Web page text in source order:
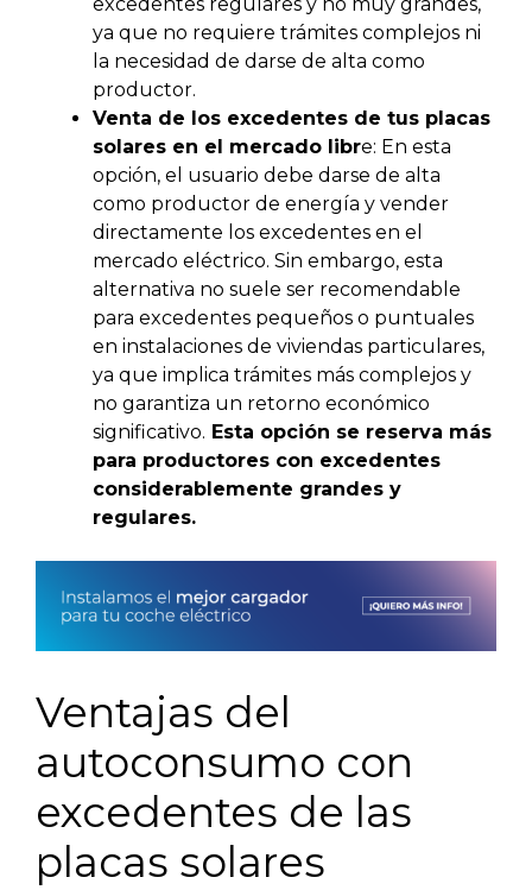
excedentes regulares y no muy grandes,
ya que no requiere trámites complejos ni
la necesidad de darse de alta como
productor.
Venta de los excedentes de tus placas
solares en el mercado libre: En esta
opción, el usuario debe darse de alta
como productor de energía y vender
directamente los excedentes en el
mercado eléctrico. Sin embargo, esta
alternativa no suele ser recomendable
para excedentes pequeños o puntuales
en instalaciones de viviendas particulares,
ya que implica trámites más complejos y
no garantiza un retorno económico
significativo. Esta opción se reserva más
para productores con excedentes
considerablemente grandes y
regulares.
Ventajas del
autoconsumo con
excedentes de las
placas solares